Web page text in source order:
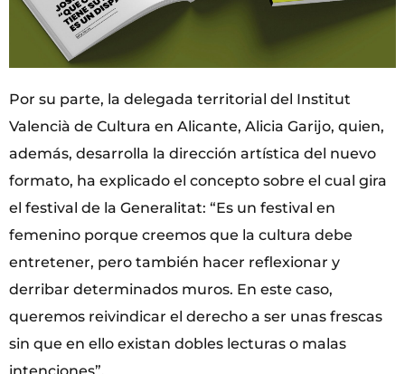
Por su parte, la delegada territorial del Institut
Valencià de Cultura en Alicante, Alicia Garijo, quien,
además, desarrolla la dirección artística del nuevo
formato, ha explicado el concepto sobre el cual gira
el festival de la Generalitat: “Es un festival en
femenino porque creemos que la cultura debe
entretener, pero también hacer reflexionar y
derribar determinados muros. En este caso,
queremos reivindicar el derecho a ser unas frescas
sin que en ello existan dobles lecturas o malas